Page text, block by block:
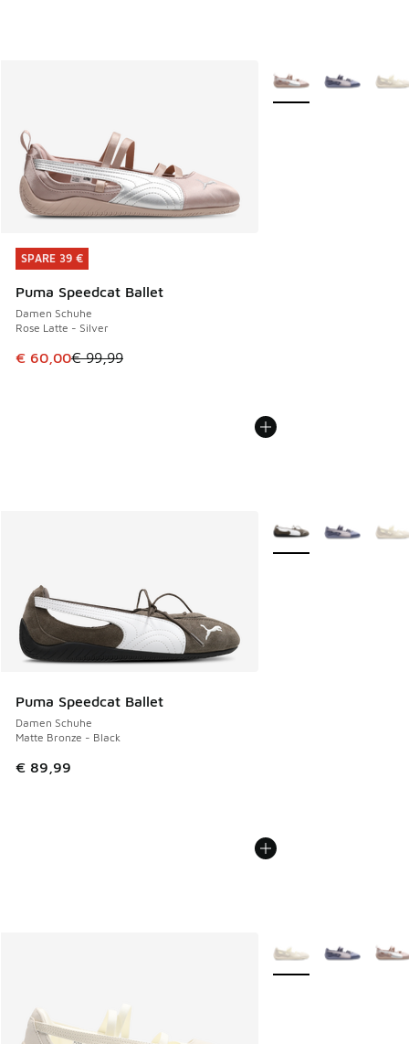
SPARE 39 €
Puma Speedcat Ballet
Damen Schuhe
Rose Latte - Silver
Dieser Artikel ist im Sale. Der Preis ist von € 99,99 auf €
€ 60,00€ 99,99
SPARE 39 €
Weitere Farben
Puma Speedcat Ballet
Damen Schuhe
Matte Bronze - Black
€ 89,99
Weitere Farben
Weitere Farben